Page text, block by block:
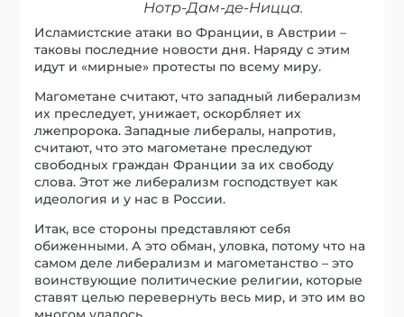
Нотр-Дам-де-Ницца.
Исламистские атаки во Франции, в Австрии –
таковы последние новости дня. Наряду с этим
идут и «мирные» протесты по всему миру.
Магометане считают, что западный либерализм
их преследует, унижает, оскорбляет их
лжепророка. Западные либералы, напротив,
считают, что это магометане преследуют
свободных граждан Франции за их свободу
слова. Этот же либерализм господствует как
идеология и у нас в России.
Итак, все стороны представляют себя
обиженными. А это обман, уловка, потому что на
самом деле либерализм и магометанство – это
воинствующие политические религии, которые
ставят целью перевернуть весь мир, и это им во